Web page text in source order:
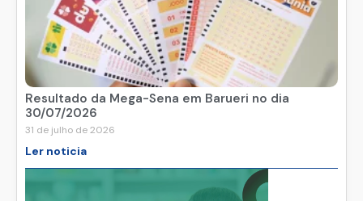
Resultado da Mega-Sena em Barueri no dia
30/07/2026
31 de julho de 2026
Ler noticia